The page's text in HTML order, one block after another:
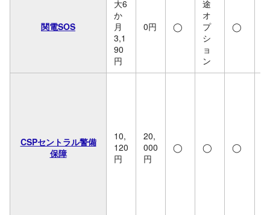
関電SOS
大6
か
月
3,1
90
円
0円 ◯
途
オ
プ
シ
ョ
ン
◯
CSPセントラル警備
保障
10,
120
円
20,
000
円
◯ ◯ ◯